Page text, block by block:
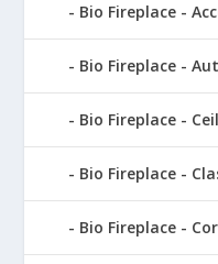
Bio Fireplace -
Bio Fireplace -
Bio Fireplace -
Bio Fireplace -
Bio Fireplace -